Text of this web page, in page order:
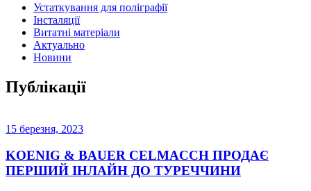
Устаткування для поліграфії
Інсталяції
Витатні матеріали
Актуально
Новини
Публікації
15 березня, 2023
KOENIG & BAUER CELMACCH ПРОДАЄ
ПЕРШИЙ ІНЛАЙН ДО ТУРЕЧЧИНИ